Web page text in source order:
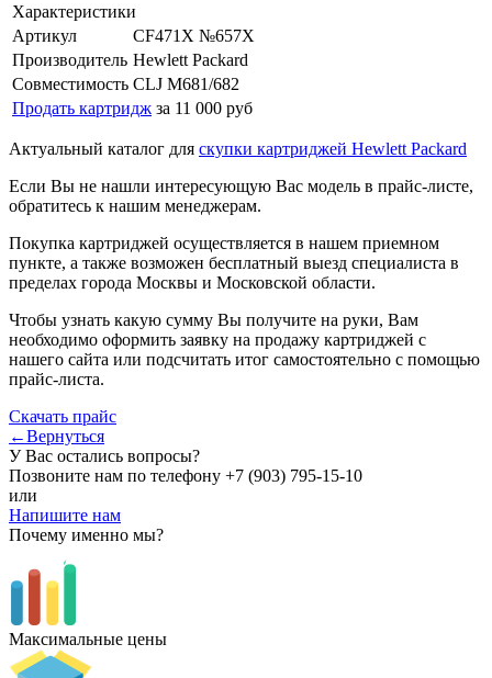
Характеристики
Артикул
CF471X №657X
Производитель Hewlett Packard
Совместимость CLJ M681/682
Продать картридж за 11 000 руб
Актуальный каталог для скупки картриджей Hewlett Packard
Если Вы не нашли интересующую Вас модель в прайс-листе,
обратитесь к нашим менеджерам.
Покупка картриджей осуществляется в нашем приемном
пункте, а также возможен бесплатный выезд специалиста в
пределах города Москвы и Московской области.
Чтобы узнать какую сумму Вы получите на руки, Вам
необходимо оформить заявку на продажу картриджей с
нашего сайта или подсчитать итог самостоятельно с помощью
прайс-листа.
Скачать прайс
←Вернуться
У Вас остались вопросы?
Позвоните нам по телефону +7 (903) 795-15-10
или
Напишите нам
Почему именно мы?
Максимальные цены